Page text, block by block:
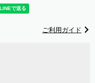
ご利用ガイド